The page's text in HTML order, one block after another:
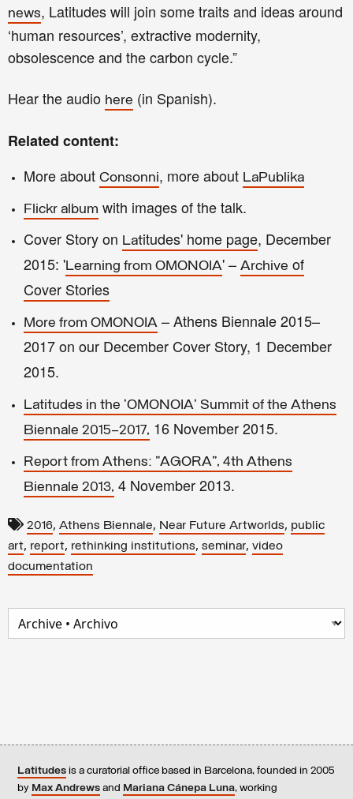
news, Latitudes will join some traits and ideas around
‘human resources’, extractive modernity,
obsolescence and the carbon cycle.”
Hear the audio here (in Spanish).
Related content:
More about Consonni, moreabout LaPublika
Flickr album with images of the talk.
Cover Story on Latitudes' home page, December
2015: 'Learning from OMONOIA'– Archive of
Cover Stories
More from OMONOIA – Athens Biennale 2015–
2017 on our December Cover Story, 1 December
2015.
Latitudes in the 'OMONOIA' Summit of the Athens
Biennale 2015–2017, 16 November 2015.
Report from Athens: "AGORA", 4th Athens
Biennale 2013, 4 November 2013.
2016, Athens Biennale, Near Future Artworlds, public
art, report, rethinking institutions, seminar, video
documentation
Latitudes is a curatorial office based in Barcelona, founded in 2005
by Max Andrews and Mariana Cánepa Luna, working